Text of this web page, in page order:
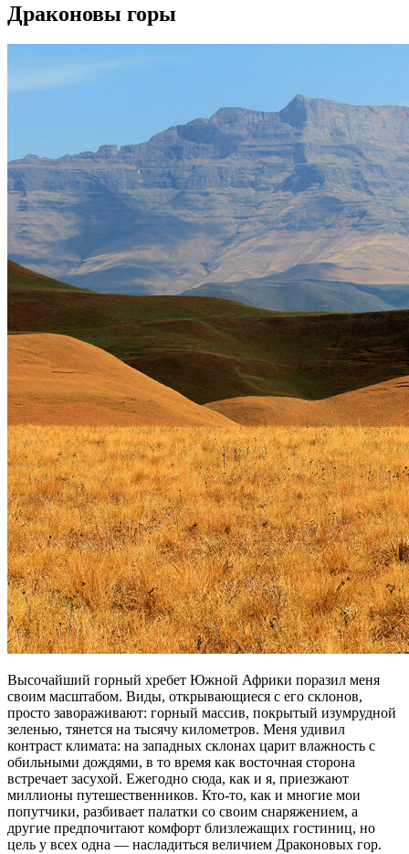
Драконовы горы
Высочайший горный хребет Южной Африки поразил меня
своим масштабом. Виды, открывающиеся с его склонов,
просто завораживают: горный массив, покрытый изумрудной
зеленью, тянется на тысячу километров. Меня удивил
контраст климата: на западных склонах царит влажность с
обильными дождями, в то время как восточная сторона
встречает засухой. Ежегодно сюда, как и я, приезжают
миллионы путешественников. Кто-то, как и многие мои
попутчики, разбивает палатки со своим снаряжением, а
другие предпочитают комфорт близлежащих гостиниц, но
цель у всех одна — насладиться величием Драконовых гор.